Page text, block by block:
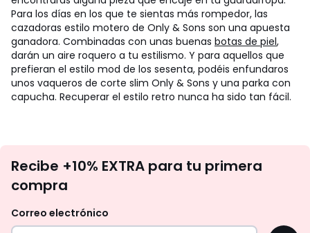
Para los días en los que te sientas más rompedor, las
cazadoras estilo motero de Only & Sons son una apuesta
ganadora. Combinadas con unas buenas botas de piel,
darán un aire roquero a tu estilismo. Y para aquellos que
prefieran el estilo mod de los sesenta, podéis enfundaros
unos vaqueros de corte slim Only & Sons y una parka con
capucha. Recuperar el estilo retro nunca ha sido tan fácil.
te
tu
Recibe +10% EXTRA para tu primera
compra
Correo electrónico